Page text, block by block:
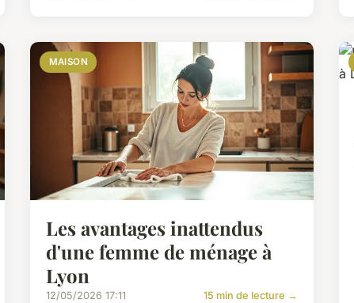
MAISON
Les avantages inattendus
d'une femme de ménage à
Lyon
12/05/2026 17:11 15 min de lecture →